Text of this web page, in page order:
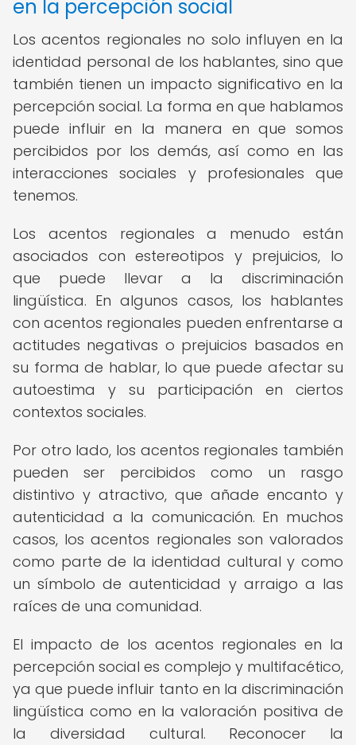
en la percepción social
Los acentos regionales no solo influyen en la
identidad personal de los hablantes, sino que
también tienen un impacto significativo en la
percepción social. La forma en que hablamos
puede influir en la manera en que somos
percibidos por los demás, así como en las
interacciones sociales y profesionales que
tenemos.
Los acentos regionales a menudo están
asociados con estereotipos y prejuicios, lo
que puede llevar a la discriminación
lingüística. En algunos casos, los hablantes
con acentos regionales pueden enfrentarse a
actitudes negativas o prejuicios basados en
su forma de hablar, lo que puede afectar su
autoestima y su participación en ciertos
contextos sociales.
Por otro lado, los acentos regionales también
pueden ser percibidos como un rasgo
distintivo y atractivo, que añade encanto y
autenticidad a la comunicación. En muchos
casos, los acentos regionales son valorados
como parte de la identidad cultural y como
un símbolo de autenticidad y arraigo a las
raíces de una comunidad.
El impacto de los acentos regionales en la
percepción social es complejo y multifacético,
ya que puede influir tanto en la discriminación
lingüística como en la valoración positiva de
la diversidad cultural. Reconocer la